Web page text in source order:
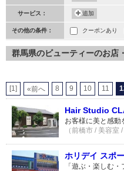
サービス： 追加
その他の条件： クーポンあり
群馬県のビューティーのお店
[1] «前へ 8 9 10 11
Hair Studio
お客様に美と感動
（前橋市 / 美容室
ホリデイ スポ
「遊ぶ・楽しむ